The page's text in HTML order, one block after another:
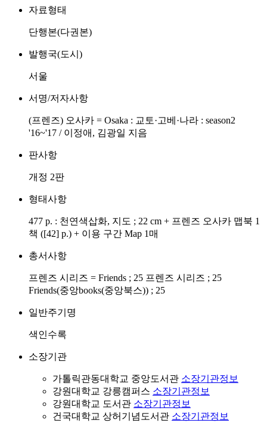
자료형태
단행본(다권본)
발행국(도시)
서울
서명/저자사항
(프렌즈) 오사카 = Osaka : 교토·고베·나라 : season2
'16~'17 / 이정애, 김광일 지음
판사항
개정 2판
형태사항
477 p. : 천연색삽화, 지도 ; 22 cm + 프렌즈 오사카 맵북 1
책 ([42] p.) + 이용 구간 Map 1매
총서사항
프렌즈 시리즈 = Friends ; 25 프렌즈 시리즈 ; 25
Friends(중앙books(중앙북스)) ; 25
일반주기명
색인수록
소장기관
가톨릭관동대학교 중앙도서관 소장기관정보
강원대학교 강릉캠퍼스 소장기관정보
강원대학교 도서관 소장기관정보
건국대학교 상허기념도서관 소장기관정보